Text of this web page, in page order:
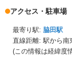
アクセス・駐車場
最寄り駅: 脇田駅
直線距離: 駅から南
(この情報は経緯度